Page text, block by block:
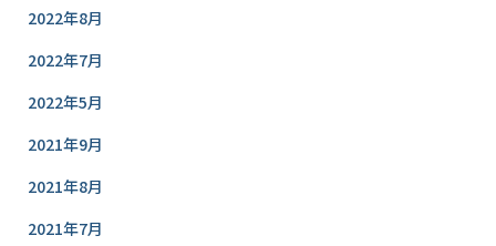
2022年8月
2022年7月
2022年5月
2021年9月
2021年8月
2021年7月